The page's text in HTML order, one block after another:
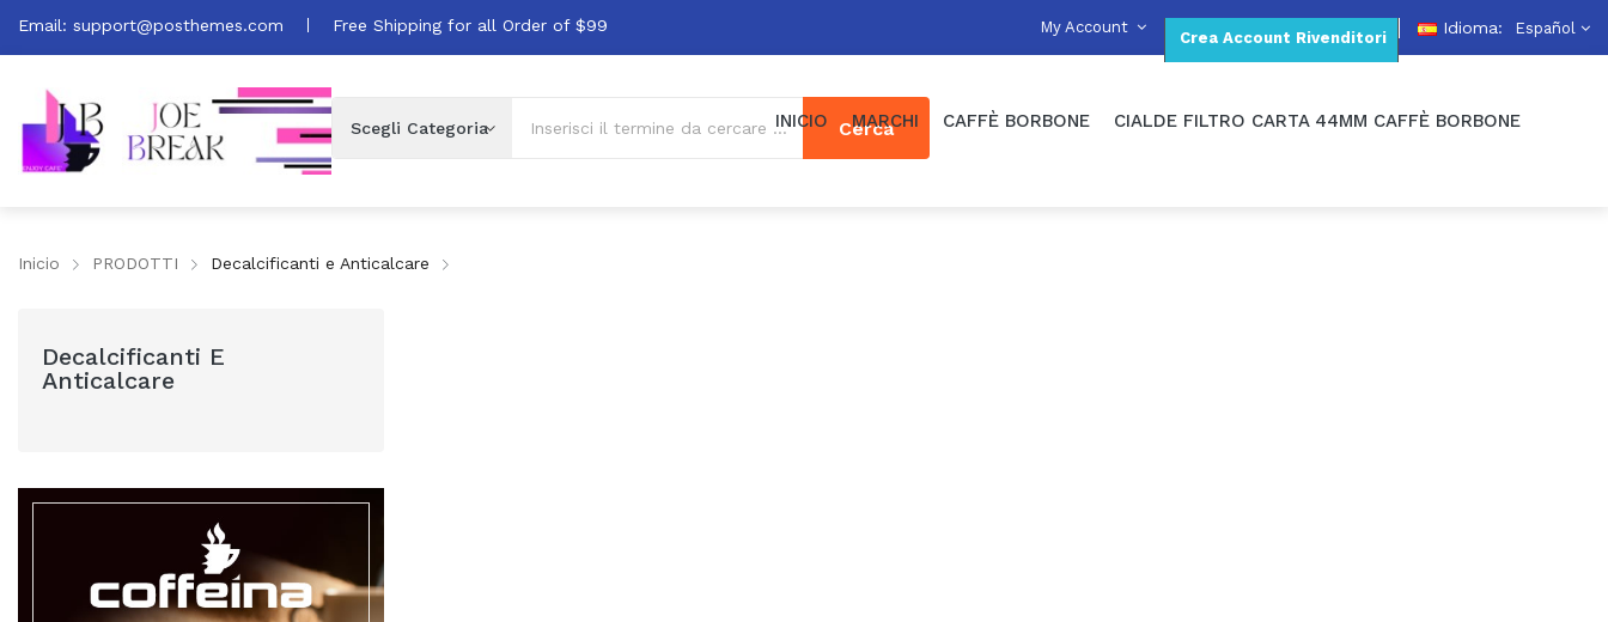
Idioma: Español
Email: support@posthemes.com Free Shipping for all Order of $99
Crea Account Rivenditori
My Account
Cerca
INICIO MARCHI CAFFÈ BORBONE CIALDE FILTRO CARTA 44MM CAFFÈ BORBONE
Inicio PRODOTTI Decalcificanti e Anticalcare
Decalcificanti E
Anticalcare